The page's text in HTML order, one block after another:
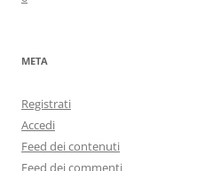
META
Registrati
Accedi
Feed dei contenuti